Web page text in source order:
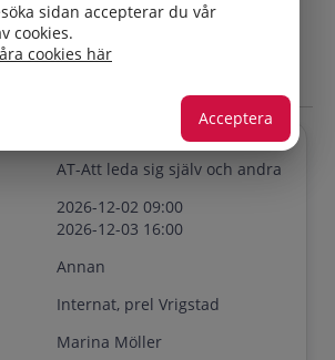
AT-Att leda sig själv och andra
2026-12-02 09:00
2026-12-03 16:00
Annan
Internat, prel Vrigstad
Marina Möller
sidan accepterar du vår
cookies.
cookies här
Acceptera